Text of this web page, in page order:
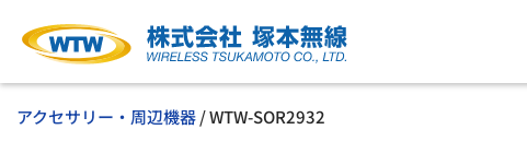
アクセサリー・周辺機器/ WTW-SOR2932